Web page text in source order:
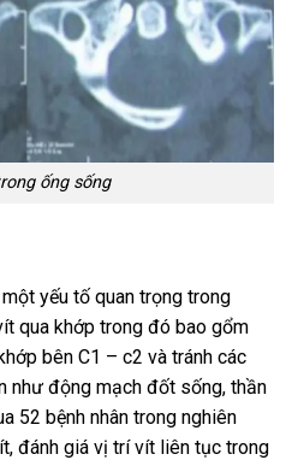
ống sống
yếu tố quan trọng trong
qua khớp trong đó bao gổm
bên C1 – c2 và tránh các
như động mạch đốt sống, thần
52 bệnh nhân trong nghiên
đánh giá vị trí vít liên tục trong